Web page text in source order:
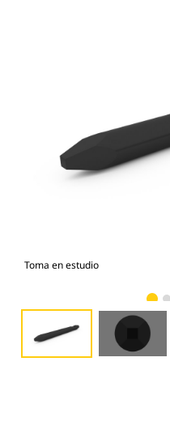
Toma en estudio